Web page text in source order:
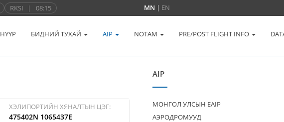
RKSI | 08:15 MN | EN
НҮҮР БИДНИЙ ТУХАЙ AIP NOTAM PRE/POST FLIGHT INFO
ХЭЛИПОРТИЙН ХЯНАЛТЫН ЦЭГ:
475402N 1065437E
AIP
МОНГОЛ УЛСЫН EAIP
АЭРОДРОМУУД